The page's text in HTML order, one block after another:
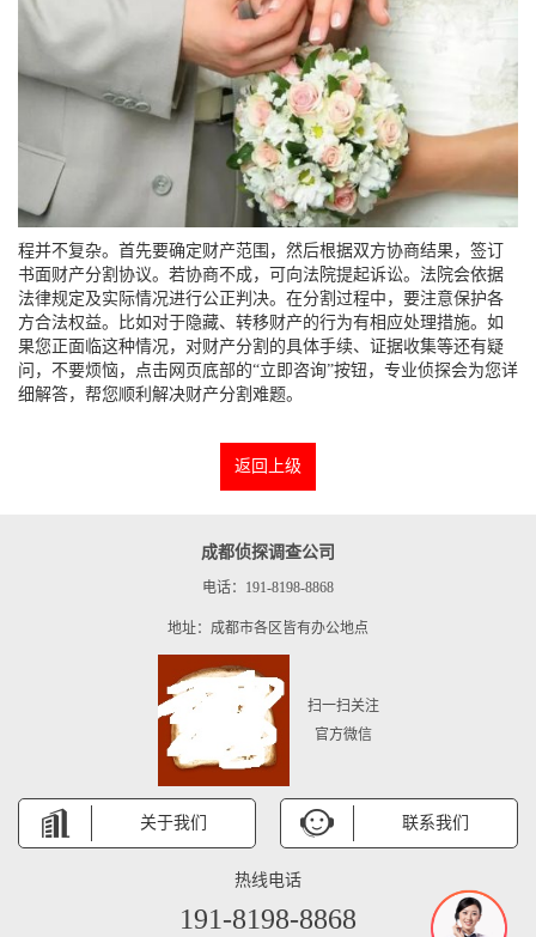
程并不复杂。首先要确定财产范围，然后根据双方协商结果，签订
书面财产分割协议。若协商不成，可向法院提起诉讼。法院会依据
法律规定及实际情况进行公正判决。在分割过程中，要注意保护各
方合法权益。比如对于隐藏、转移财产的行为有相应处理措施。如
果您正面临这种情况，对财产分割的具体手续、证据收集等还有疑
问，不要烦恼，点击网页底部的“立即咨询”按钮，专业侦探会为您详
细解答，帮您顺利解决财产分割难题。
返回上级
成都侦探调查公司
电话：191-8198-8868
地址：成都市各区皆有办公地点
扫一扫关注
官方微信
关于我们 联系我们
热线电话
191-8198-8868